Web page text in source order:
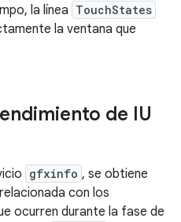
la línea TouchStates
la ventana que
de IU
gfxinfo , se obtiene
con los
ocurren durante la fase de